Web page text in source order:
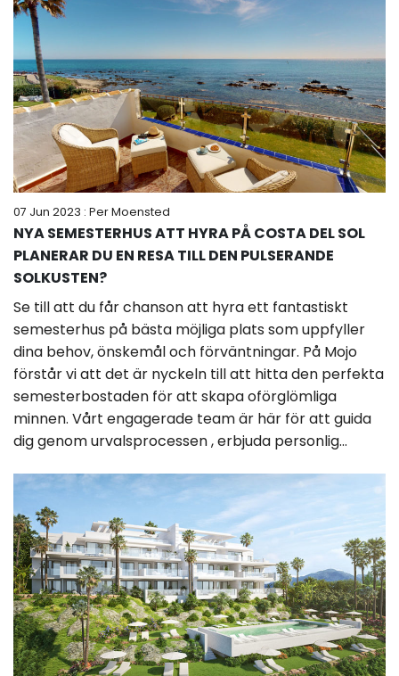
07 Jun 2023 : Per Moensted
NYA SEMESTERHUS ATT HYRA PÅ COSTA DEL SOL
PLANERAR DU EN RESA TILL DEN PULSERANDE
SOLKUSTEN?
Se till att du får chanson att hyra ett fantastiskt
semesterhus på bästa möjliga plats som uppfyller
dina behov, önskemål och förväntningar. På Mojo
förstår vi att det är nyckeln till att hitta den perfekta
semesterbostaden för att skapa oförglömliga
minnen. Vårt engagerade team är här för att guida
dig genom urvalsprocessen , erbjuda personlig...